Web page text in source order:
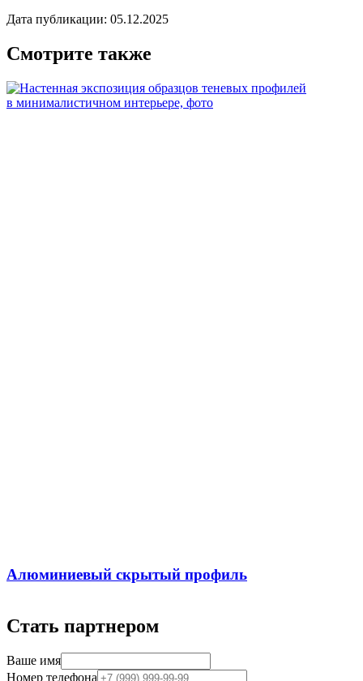
Дата публикации: 05.12.2025
Смотрите также
Алюминиевый скрытый профиль
Стать партнером
Ваше имя
Номер телефона